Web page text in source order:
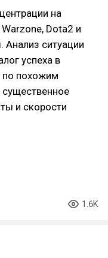
на
Dota2 и
Анализ ситуации
успеха в
по похожим
и скорости
1.6K